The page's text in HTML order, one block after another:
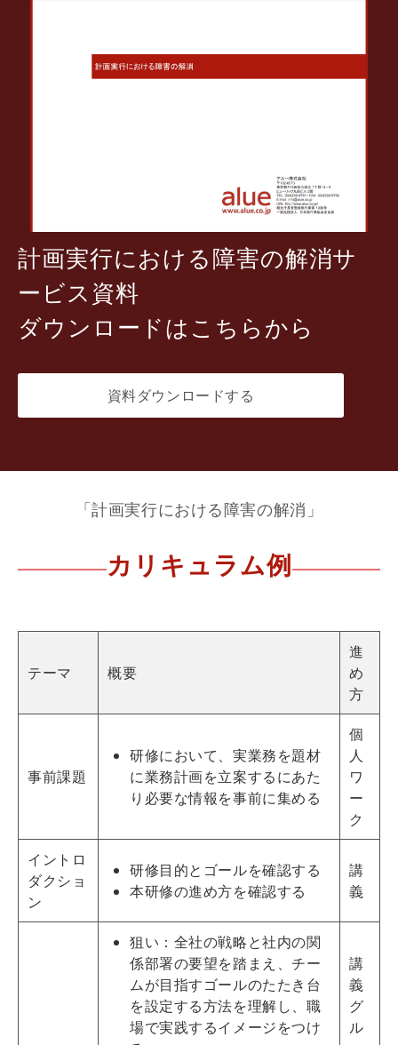
計画実行における障害の解消サ
ービス資料
ダウンロードはこちらから
資料ダウンロードする
「計画実行における障害の解消」
カリキュラム例
テーマ 概要
進
め
方
事前課題
研修において、実業務を題材
に業務計画を立案するにあた
り必要な情報を事前に集める
個
人
ワ
ー
ク
イントロ
ダクショ
ン
研修目的とゴールを確認する
本研修の進め方を確認する
講
義
狙い：全社の戦略と社内の関
係部署の要望を踏まえ、チー
ムが目指すゴールのたたき台
を設定する方法を理解し、職
場で実践するイメージをつけ
講
義
グ
ル